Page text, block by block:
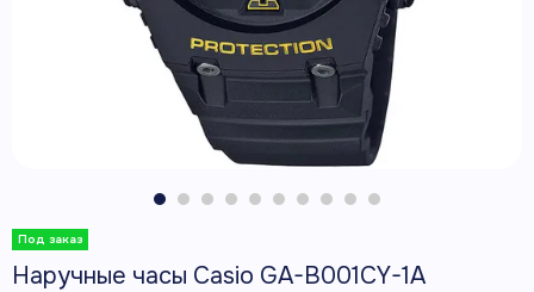
Наручные часы Casio GA-B001CY-1A